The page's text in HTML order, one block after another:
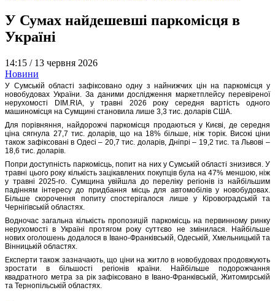
У Сумах найдешевші паркомісця в
Україні
14:15 / 13 червня 2026
Новини
У Сумській області зафіксовано одну з найнижчих цін на паркомісця у
новобудовах України. За даними дослідження маркетплейсу перевіреної
нерухомості DIM.RIA, у травні 2026 року середня вартість одного
машиномісця на Сумщині становила лише 3,3 тис. доларів США.
Для порівняння, найдорожчі паркомісця продаються у Києві, де середня
ціна сягнула 27,7 тис. доларів, що на 18% більше, ніж торік. Високі ціни
також зафіксовані в Одесі – 20,7 тис. доларів, Дніпрі – 19,2 тис. та Львові –
18,6 тис. доларів.
Попри доступність паркомісць, попит на них у Сумській області знизився. У
травні цього року кількість зацікавлених покупців була на 47% меншою, ніж
у травні 2025-го. Сумщина увійшла до переліку регіонів із найбільшим
падінням інтересу до придбання місць для автомобілів у новобудовах.
Більше скорочення попиту спостерігалося лише у Кіровоградській та
Чернігівській областях.
Водночас загальна кількість пропозицій паркомісць на первинному ринку
нерухомості в Україні протягом року суттєво не змінилася. Найбільше
нових оголошень додалося в Івано-Франківській, Одеській, Хмельницькій та
Вінницькій областях.
Експерти також зазначають, що ціни на житло в новобудовах продовжують
зростати в більшості регіонів країни. Найбільше подорожчання
квадратного метра за рік зафіксовано в Івано-Франківській, Житомирській
та Тернопільській областях.